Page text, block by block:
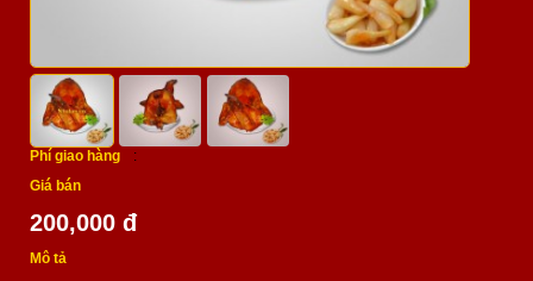
Phí giao hàng
:
Giá bán
200,000 đ
Mô tả